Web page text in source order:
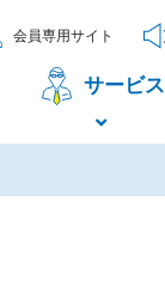
サービス
会員専用サイト